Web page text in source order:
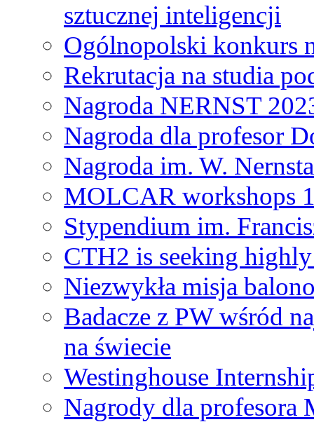
sztucznej inteligencji
Ogólnopolski konkurs
Rekrutacja na studia
Nagroda NERNST
Nagroda dla profesor
Nagroda im. W.
MOLCAR workshops
Stypendium im.
CTH2 is seeking
Niezwykła misja
Badacze z PW wśród
na świecie
Westinghouse
Nagrody dla profesora